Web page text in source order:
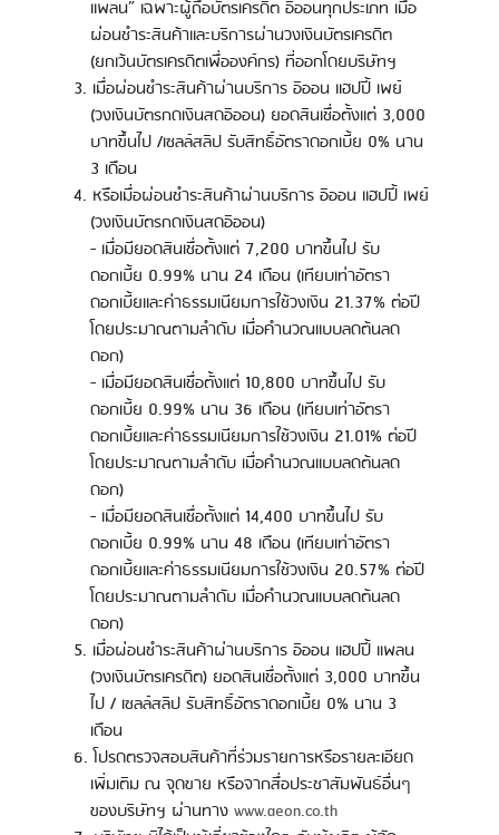
แพลน” เฉพาะผู้ถือบัตรเครดิต อิออนทุกประเภท เมื่อ
ผ่อนชำระสินค้าและบริการผ่านวงเงินบัตรเครดิต
(ยกเว้นบัตรเครดิตเพื่อองค์กร) ที่ออกโดยบริษัทฯ
เมื่อผ่อนชำระสินค้าผ่านบริการ อิออน แฮปปี้ เพย์
(วงเงินบัตรกดเงินสดอิออน) ยอดสินเชื่อตั้งแต่ 3,000
บาทขึ้นไป /เซลล์สลิป รับสิทธิ์อัตราดอกเบี้ย 0% นาน
3 เดือน
หรือเมื่อผ่อนชำระสินค้าผ่านบริการ อิออน แฮปปี้ เพย์
(วงเงินบัตรกดเงินสดอิออน)
- เมื่อมียอดสินเชื่อตั้งแต่ 7,200 บาทขึ้นไป รับ
ดอกเบี้ย 0.99% นาน 24 เดือน (เทียบเท่าอัตรา
ดอกเบี้ยและค่าธรรมเนียมการใช้วงเงิน 21.37% ต่อปี
โดยประมาณตามลำดับ เมื่อคำนวณแบบลดต้นลด
ดอก)
- เมื่อมียอดสินเชื่อตั้งแต่ 10,800 บาทขึ้นไป รับ
ดอกเบี้ย 0.99% นาน 36 เดือน (เทียบเท่าอัตรา
ดอกเบี้ยและค่าธรรมเนียมการใช้วงเงิน 21.01% ต่อปี
โดยประมาณตามลำดับ เมื่อคำนวณแบบลดต้นลด
ดอก)
- เมื่อมียอดสินเชื่อตั้งแต่ 14,400 บาทขึ้นไป รับ
ดอกเบี้ย 0.99% นาน 48 เดือน (เทียบเท่าอัตรา
ดอกเบี้ยและค่าธรรมเนียมการใช้วงเงิน 20.57% ต่อปี
โดยประมาณตามลำดับ เมื่อคำนวณแบบลดต้นลด
ดอก)
เมื่อผ่อนชำระสินค้าผ่านบริการ อิออน แฮปปี้ แพลน
(วงเงินบัตรเครดิต) ยอดสินเชื่อตั้งแต่ 3,000 บาทขึ้น
ไป / เซลล์สลิป รับสิทธิ์อัตราดอกเบี้ย 0% นาน 3
เดือน
โปรดตรวจสอบสินค้าที่ร่วมรายการหรือรายละเอียด
เพิ่มเติม ณ จุดขาย หรือจากสื่อประชาสัมพันธ์อื่นๆ
ของบริษัทฯ ผ่านทาง www.aeon.co.th